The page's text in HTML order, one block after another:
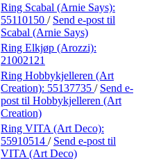
Ring Scabal (Arnie Says):
55110150 / Send e-post til
Scabal (Arnie Says)
Ring Elkjøp (Arozzi):
21002121
Ring Hobbykjelleren (Art
Creation): 55137735 / Send e-
post til Hobbykjelleren (Art
Creation)
Ring VITA (Art Deco):
55910514 / Send e-post til
VITA (Art Deco)